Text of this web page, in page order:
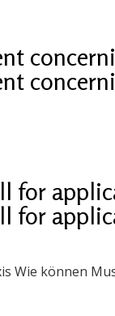
for
for
Wie können